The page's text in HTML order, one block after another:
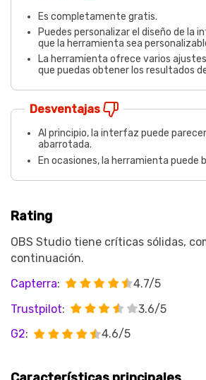
Es completamente gratis.
Puedes personalizar el diseño de la
que la herramienta sea
La herramienta ofrece varios
que puedas obtener los resultados
Desventajas
Al principio, la interfaz puede
abarrotada.
En ocasiones, la herramienta puede
Rating
OBS Studio tiene críticas sólidas,
continuación.
Capterra:
4.7/5
Trustpilot:
3.6/5
G2: 4.6/5